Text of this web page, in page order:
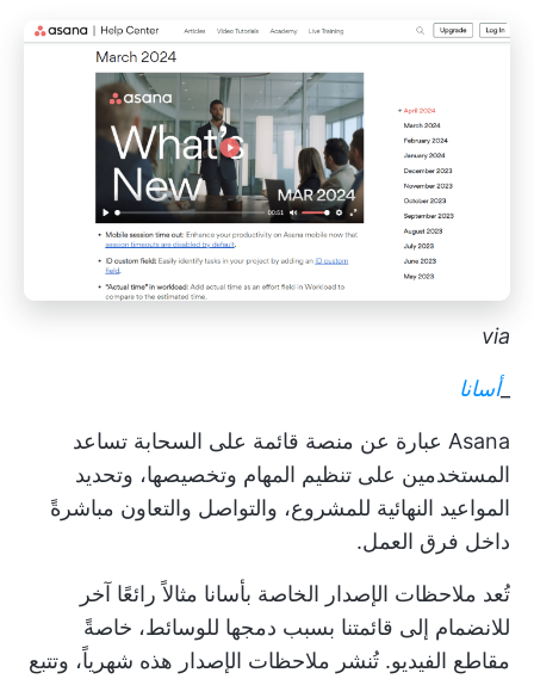
via
_أسانا
Asana عبارة عن منصة قائمة على السحابة تساعد
المستخدمين على تنظيم المهام وتخصيصها، وتحديد
المواعيد النهائية للمشروع، والتواصل والتعاون مباشرةً
داخل فرق العمل.
تُعد ملاحظات الإصدار الخاصة بأسانا مثالاً رائعًا آخر
للانضمام إلى قائمتنا بسبب دمجها للوسائط، خاصةً
مقاطع الفيديو. تُنشر ملاحظات الإصدار هذه شهرياً، وتتبع